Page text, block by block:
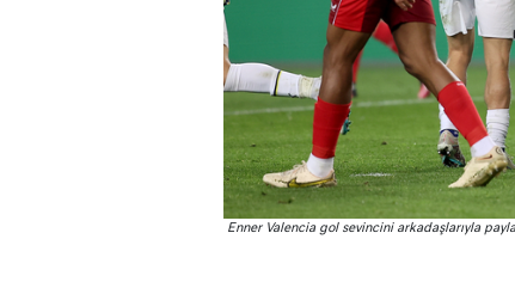
Enner Valencia gol sevincini arkadaşlarıyla